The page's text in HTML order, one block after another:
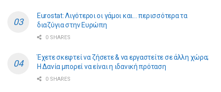
Eurostat: Λιγότεροι οι γάμοι και… περισσότερα τα
διαζύγια στην Ευρώπη
0 SHARES
​​Έχετε σκεφτεί να ζήσετε & να εργαστείτε σε άλλη χώρα;
Η Δανία μπορεί να είναι η ιδανική πρόταση
0 SHARES